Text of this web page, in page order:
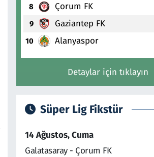
8 Çorum FK
9 Gaziantep FK
10 Alanyaspor
Detaylar için tıklayın
Süper Lig Fikstür
14 Ağustos, Cuma
Galatasaray - Çorum FK